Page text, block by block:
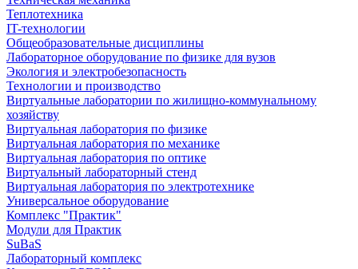
Теплотехника
IT-технологии
Общеобразовательные дисциплины
Лабораторное оборудование по физике для вузов
Экология и электробезопасность
Технологии и производство
Виртуальные лаборатории по жилищно-коммунальному
хозяйству
Виртуальная лаборатория по физике
Виртуальная лаборатория по механике
Виртуальная лаборатория по оптике
Виртуальный лабораторный стенд
Виртуальная лаборатория по электротехнике
Универсальное оборудование
Комплекс "Практик"
Модули для Практик
SuBaS
Лабораторный комплекс